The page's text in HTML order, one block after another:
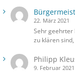
22. März 2021
Sehr geehrter
zu klären
Philipp
9. Februar 2021